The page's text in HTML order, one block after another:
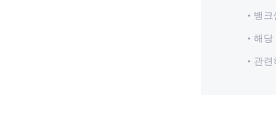
뱅크
해당
관련